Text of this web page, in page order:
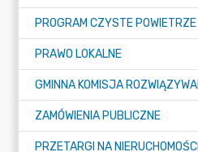
PRAWO LOKALNE
ZAMÓWIENIA PUBLICZNE
PRZETARGI NA NIERUCHOMOŚCI